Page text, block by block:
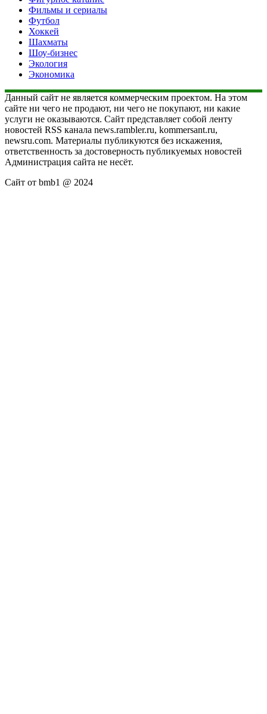
Фильмы и сериалы
Футбол
Хоккей
Шахматы
Шоу-бизнес
Экология
Экономика
Данный сайт не является коммерческим проектом. На этом
сайте ни чего не продают, ни чего не покупают, ни какие
услуги не оказываются. Сайт представляет собой ленту
новостей RSS канала news.rambler.ru, kommersant.ru,
newsru.com. Материалы публикуются без искажения,
ответственность за достоверность публикуемых новостей
Администрация сайта не несёт.
Сайт от bmb1 @ 2024